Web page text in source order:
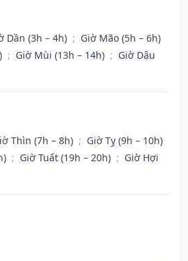
Dần (3h – 4h) ; Giờ Mão (5h – 6h)
; Giờ Mùi (13h – 14h) ; Giờ Dậu
Thìn (7h – 8h) ; Giờ Tỵ (9h – 10h)
; Giờ Tuất (19h – 20h) ; Giờ Hợi